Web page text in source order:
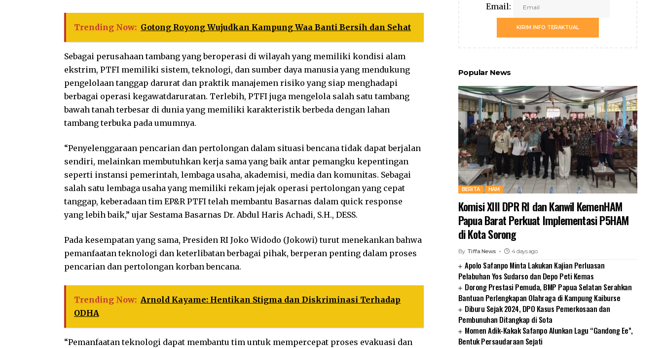
Trending Now: Gotong Royong Wujudkan Kampung Waa Banti Bersih dan Sehat
Sebagai perusahaan tambang yang beroperasi di wilayah yang memiliki kondisi alam
ekstrim, PTFI memiliki sistem, teknologi, dan sumber daya manusia yang mendukung
pengelolaan tanggap darurat dan praktik manajemen risiko yang siap menghadapi
berbagai operasi kegawatdaruratan. Terlebih, PTFI juga mengelola salah satu tambang
bawah tanah terbesar di dunia yang memiliki karakteristik berbeda dengan lahan
tambang terbuka pada umumnya.
“Penyelenggaraan pencarian dan pertolongan dalam situasi bencana tidak dapat berjalan
sendiri, melainkan membutuhkan kerja sama yang baik antar pemangku kepentingan
seperti instansi pemerintah, lembaga usaha, akademisi, media dan komunitas. Sebagai
salah satu lembaga usaha yang memiliki rekam jejak operasi pertolongan yang cepat
tanggap, keberadaan tim EP&R PTFI telah membantu Basarnas dalam quick response
yang lebih baik,” ujar Sestama Basarnas Dr. Abdul Haris Achadi, S.H., DESS.
Pada kesempatan yang sama, Presiden RI Joko Widodo (Jokowi) turut menekankan bahwa
pemanfaatan teknologi dan keterlibatan berbagai pihak, berperan penting dalam proses
pencarian dan pertolongan korban bencana.
Trending Now: Arnold Kayame: Hentikan Stigma dan Diskriminasi Terhadap
ODHA
“Pemanfaatan teknologi dapat membantu tim untuk mempercepat proses evakuasi dan
Email:
KIRIM INFO TERAKTUAL
Popular News
BERITA HAM
Komisi XIII DPR RI dan Kanwil KemenHAM
Papua Barat Perkuat Implementasi P5HAM
di Kota Sorong
By Tiffa News 4 days ago
Apolo Safanpo Minta Lakukan Kajian Perluasan
Pelabuhan Yos Sudarso dan Depo Peti Kemas
Dorong Prestasi Pemuda, BMP Papua Selatan Serahkan
Bantuan Perlengkapan Olahraga di Kampung Kaiburse
Diburu Sejak 2024, DPO Kasus Pemerkosaan dan
Pembunuhan Ditangkap di Sota
Momen Adik-Kakak Safanpo Alunkan Lagu “Gandong Ee”,
Bentuk Persaudaraan Sejati